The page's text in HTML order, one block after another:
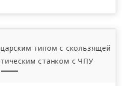
типом с скользящей
станком с ЧПУ